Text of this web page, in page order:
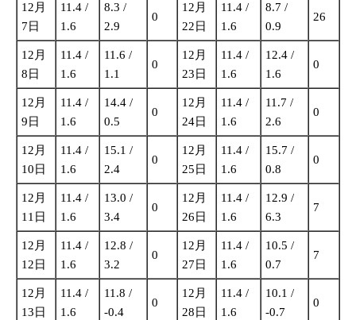
12月
7日
11.4 /
1.6
8.3 /
2.9
0
12月
22日
11.4 /
1.6
8.7 /
0.9
26
12月
8日
11.4 /
1.6
11.6 /
1.1
0
12月
23日
11.4 /
1.6
12.4 /
1.6
0
12月
9日
11.4 /
1.6
14.4 /
0.5
0
12月
24日
11.4 /
1.6
11.7 /
2.6
0
12月
10日
11.4 /
1.6
15.1 /
2.4
0
12月
25日
11.4 /
1.6
15.7 /
0.8
0
12月
11日
11.4 /
1.6
13.0 /
3.4
0
12月
26日
11.4 /
1.6
12.9 /
6.3
7
12月
12日
11.4 /
1.6
12.8 /
3.2
0
12月
27日
11.4 /
1.6
10.5 /
0.7
7
12月
13日
11.4 /
1.6
11.8 /
-0.4
0
12月
28日
11.4 /
1.6
10.1 /
-0.7
0